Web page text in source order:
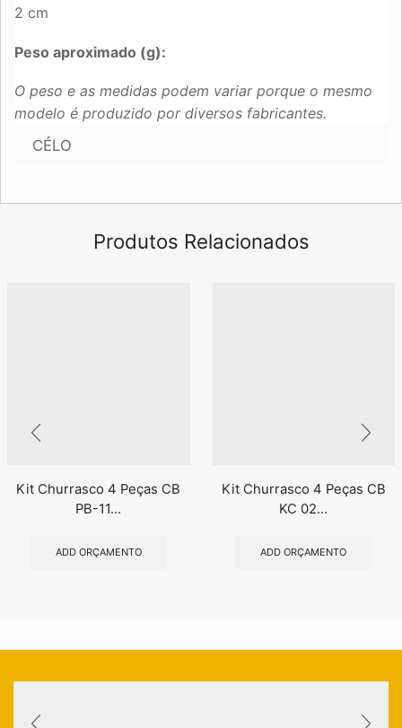
2 cm
Peso aproximado (g):
O peso e as medidas podem variar porque o mesmo
modelo é produzido por diversos fabricantes.
CÉLO
Produtos Relacionados
Kit Churrasco 4 Peças CB
PB-11...
ADD ORÇAMENTO
Kit Churrasco 4 Peças CB
KC 02...
ADD ORÇAMENTO